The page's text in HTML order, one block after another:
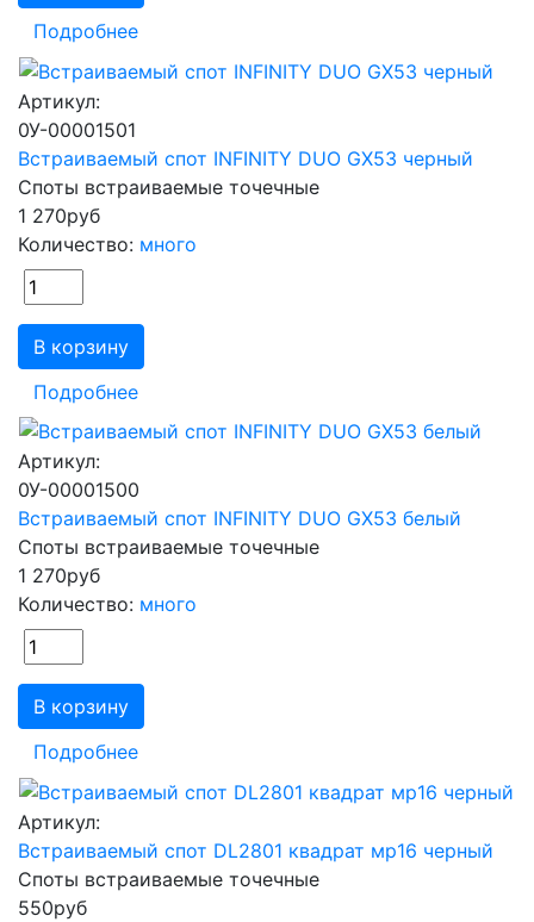
Подробнее
Артикул:
0У-00001501
Встраиваемый спот INFINITY DUO GX53 черный
Споты встраиваемые точечные
1 270руб
Количество: много
В корзину
Подробнее
Артикул:
0У-00001500
Встраиваемый спот INFINITY DUO GX53 белый
Споты встраиваемые точечные
1 270руб
Количество: много
В корзину
Подробнее
Артикул:
Встраиваемый спот DL2801 квадрат мр16 черный
Споты встраиваемые точечные
550руб